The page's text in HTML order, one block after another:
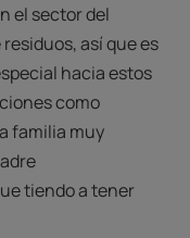
el sector del
así que es
hacia estos
como
familia muy
tiendo a tener